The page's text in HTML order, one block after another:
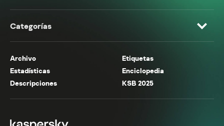
Categorías
Archivo
Etiquetas
Estadísticas
Enciclopedia
Descripciones
KSB 2025